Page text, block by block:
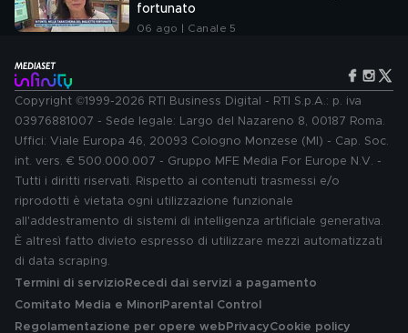
fortunato
06 ago | Canale 5
Copyright ©1999-2026 RTI Business Digital - RTI S.p.A.: p. iva
03976881007 - Sede legale: Largo del Nazareno 8, 00187 Roma.
Uffici: Viale Europa 46, 20093 Cologno Monzese (MI) - Cap. Soc.
int. vers. € 500.000.007 - Gruppo MFE Media For Europe N.V. -
Tutti i diritti riservati. Rispetto ai contenuti trasmessi e/o
riprodotti è vietata ogni utilizzazione funzionale
all'addestramento di sistemi di intelligenza artificiale generativa.
È altresì fatto divieto espresso di utilizzare mezzi automatizzati
di data scraping.
Termini di servizio Recedi dai servizi a pagamento
Comitato Media e MinoriParental Control
Regolamentazione per opere web PrivacyCookie policy